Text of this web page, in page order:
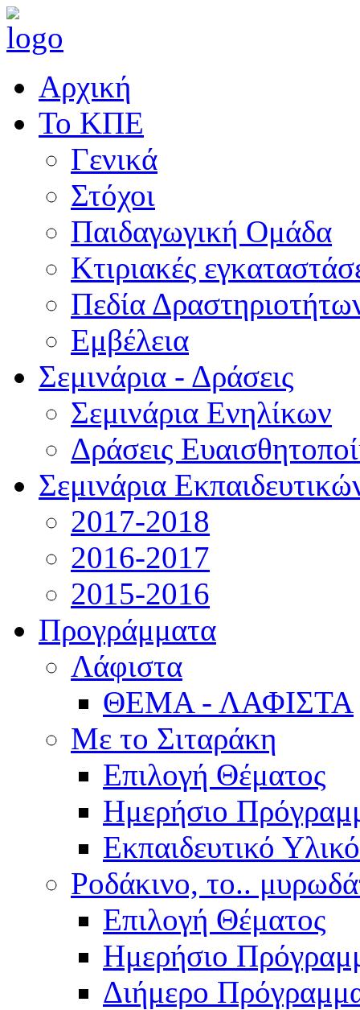
Αρχική
Το ΚΠΕ
Γενικά
Στόχοι
Παιδαγωγική Ομάδα
Κτιριακές
Πεδία
Εμβέλεια
Σεμινάρια - Δράσεις
Σεμινάρια Ενηλίκων
Δράσεις
Σεμινάρια
2017-2018
2016-2017
2015-2016
Προγράμματα
Λάφιστα
ΘΕΜΑ - ΛΑΦΙΣΤΑ
Με το Σιταράκη
Επιλογή Θέματος
Ημερήσιο
Εκπαιδευτικό Υλικό
Ροδάκινο, το..
Επιλογή Θέματος
Ημερήσιο
Διήμερο